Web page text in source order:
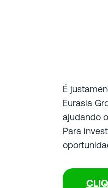
É
Eurasia
ajudando
Para